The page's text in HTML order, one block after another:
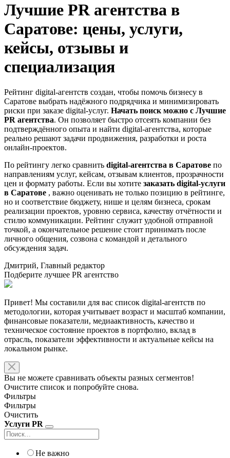
Лучшие PR агентства в
Саратове: цены, услуги,
кейсы, отзывы и
специализация
Рейтинг digital-агентств создан, чтобы помочь бизнесу в
Саратове выбрать надёжного подрядчика и минимизировать
риски при заказе digital-услуг. Начать поиск можно с Лучшие
PR агентства. Он позволяет быстро отсеять компании без
подтверждённого опыта и найти digital-агентства, которые
реально решают задачи продвижения, разработки и роста
онлайн-проектов.
По рейтингу легко сравнить digital-агентства в Саратове по
направлениям услуг, кейсам, отзывам клиентов, прозрачности
цен и формату работы. Если вы хотите заказать digital-услуги
в Саратове , важно оценивать не только позицию в рейтинге,
но и соответствие бюджету, нише и целям бизнеса, срокам
реализации проектов, уровню сервиса, качеству отчётности и
стилю коммуникации. Рейтинг служит удобной отправной
точкой, а окончательное решение стоит принимать после
личного общения, созвона с командой и детального
обсуждения задач.
Дмитрий, Главный редактор
Подберите лучшее PR агентство
Привет! Мы составили для вас список digital-агентств по
методологии, которая учитывает возраст и масштаб компании,
финансовые показатели, медиаактивность, качество и
техническое состояние проектов в портфолио, вклад в
отрасль, показатели эффективности и актуальные кейсы на
локальном рынке.
Вы не можете сравнивать объекты разных сегментов!
Очистите список и попробуйте снова.
Фильтры
Фильтры
Очистить
Услуги PR
Не важно